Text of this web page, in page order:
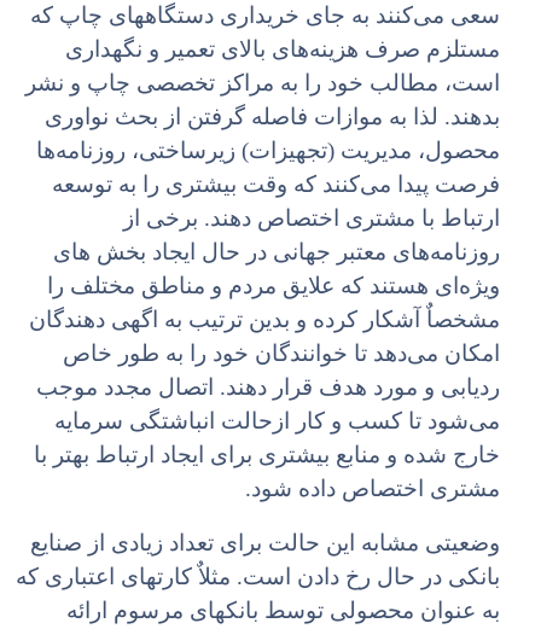
سعی می‌کنند به جای خریداری دستگاههای چاپ که
مستلزم صرف هزینه‌های بالای تعمیر و نگهداری
است، مطالب خود را به مراکز تخصصی چاپ و نشر
بدهند. لذا به موازات فاصله گرفتن از بحث نواوری
محصول، مدیریت (تجهیزات) زیرساختی، روزنامه‌ها
فرصت پیدا می‌کنند که وقت بیشتری را به توسعه
ارتباط با مشتری اختصاص دهند. برخی از
روزنامه‌های معتبر جهانی در حال ایجاد بخش های
ویژه‌ای هستند که علایق مردم و مناطق مختلف را
مشخصاٌ آشکار کرده و بدین ترتیب به اگهی دهندگان
امکان می‌دهد تا خوانندگان خود را به طور خاص
ردیابی و مورد هدف قرار دهند. اتصال مجدد موجب
می‌شود تا کسب و کار ازحالت انباشتگی سرمایه
خارج شده و منابع بیشتری برای ایجاد ارتباط بهتر با
مشتری اختصاص داده شود.
وضعیتی مشابه این حالت برای تعداد زیادی از صنایع
بانکی در حال رخ دادن است. مثلاٌ کارتهای اعتباری که
به عنوان محصولی توسط بانکهای مرسوم ارائه